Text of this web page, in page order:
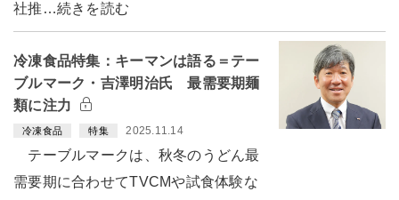
社推…続きを読む
冷凍食品特集：キーマンは語る＝テー
ブルマーク・吉澤明治氏 最需要期麺
類に注力
冷凍食品 特集 2025.11.14
テーブルマークは、秋冬のうどん最
需要期に合わせてTVCMや試食体験な